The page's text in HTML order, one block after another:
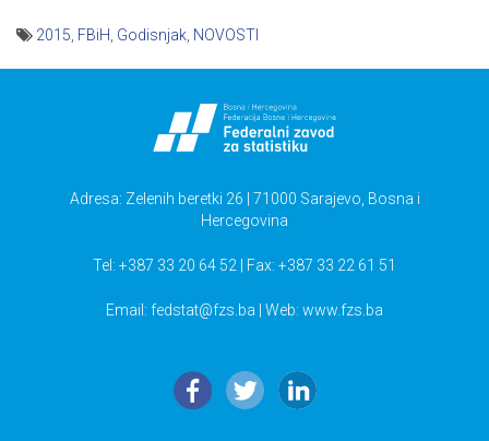
2015 FBiH Godisnjak NOVOSTI
Adresa: Zelenih beretki 26 | 71000 Sarajevo, Bosna i
Hercegovina
Tel: +387 33 20 64 52 | Fax: +387 33 22 61 51
Email: fedstat@fzs.ba | Web: www.fzs.ba